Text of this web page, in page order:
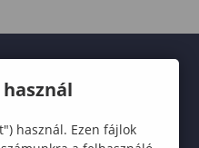
használ. Ezen fájlok